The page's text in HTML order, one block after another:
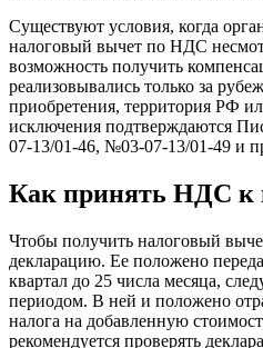
Существуют условия, когда
налоговый вычет по НДС
возможность получить
реализовывались только за
приобретения, территория РФ
исключения подтверждаются
07-13/01-46, №03-07-13/01-49 и
Как принять НДС к
Чтобы получить налоговый
декларацию. Ее положено
квартал до 25 числа месяца,
периодом. В ней и положено
налога на добавленную
рекомендуется проверять